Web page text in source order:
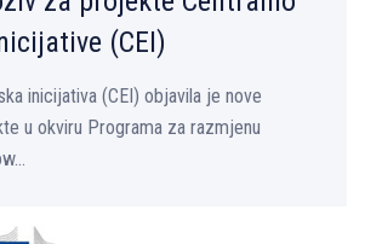
(CEI)
inicijativa (CEI) objavila je nove
u okviru Programa za razmjenu